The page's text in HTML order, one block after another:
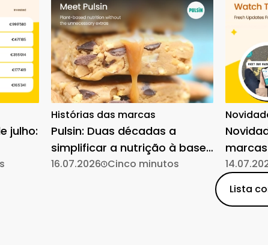
julho:
Histórias das marcas
Pulsin: Duas décadas a
simplificar a nutrição à base
de plantas
16.07.2026 Cinco minutos
Lista